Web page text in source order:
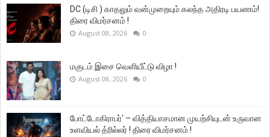
DC (டிசி ) காதலும் வன்முறையும் கலந்த அதிரடி பயணம்!
திரை விமர்சனம் !
August 08, 2026 0
மகுடம் இசை வெளியீட்டு விழா !
August 08, 2026 0
போட்டோகிராபர்' – வித்தியாசமான முயற்சியுடன் உருவான
உளவியல் த்ரில்லர் ! திரை விமர்சனம் !